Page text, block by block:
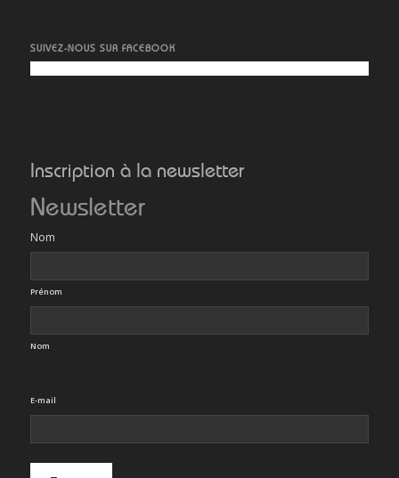
SUIVEZ-NOUS SUR FACEBOOK
Inscription à la newsletter
Newsletter
Nom
Prénom
Nom
E-mail